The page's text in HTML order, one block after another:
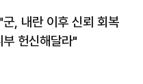
, 내란 이후 신뢰 회복
헌신해달라"